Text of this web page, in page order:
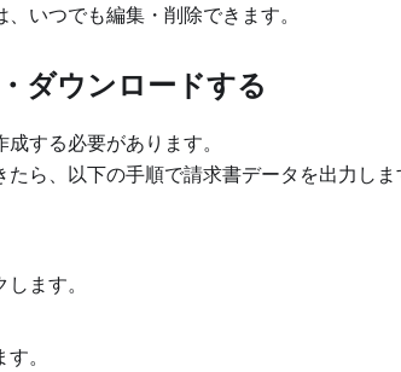
いつでも編集・削除できます。
ダウンロードする
する必要があります。
ら、以下の手順で請求書データを出力し
ます。
。